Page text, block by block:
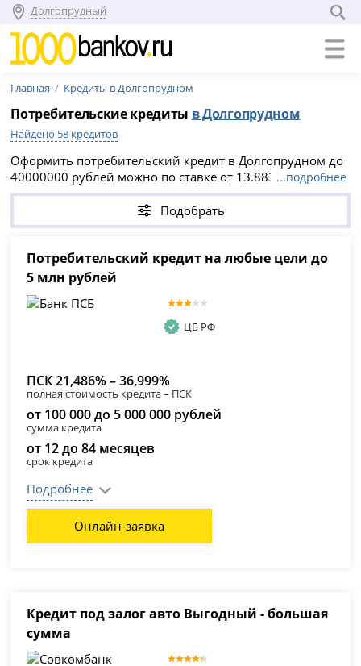
Долгопрудный
Главная Кредиты в Долгопрудном
Потребительские кредиты в Долгопрудном
Найдено 58 кредитов
Оформить потребительский кредит в Долгопрудном до
40000000 рублей можно по ставке от 13.883% годовых
— актуально на 08.08.2026. Сравните 58 предложений
банков, подайте онлайн-заявку без справок и
поручителей и получите предварительное решение в
...подробнее
Подобрать
Потребительский кредит на любые цели до
5 млн рублей
ЦБ РФ
ПСК 21,486% – 36,999%
полная стоимость кредита – ПСК
от 100 000 до 5 000 000 рублей
сумма кредита
от 12 до 84 месяцев
срок кредита
Подробнее
Онлайн-заявка
Кредит под залог авто Выгодный - большая
сумма